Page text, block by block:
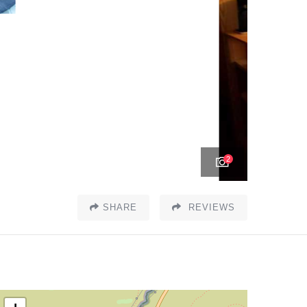
2
SHARE REVIEWS